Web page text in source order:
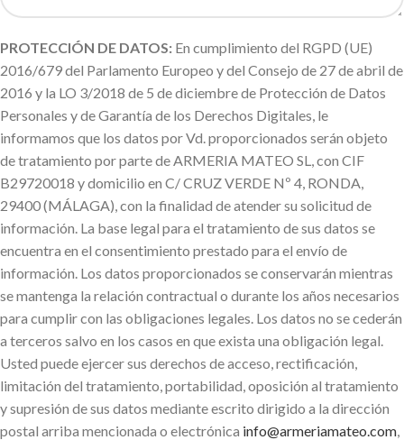
PROTECCIÓN DE DATOS: En cumplimiento del RGPD (UE)
2016/679 del Parlamento Europeo y del Consejo de 27 de abril de
2016 y la LO 3/2018 de 5 de diciembre de Protección de Datos
Personales y de Garantía de los Derechos Digitales, le
informamos que los datos por Vd. proporcionados serán objeto
de tratamiento por parte de ARMERIA MATEO SL, con CIF
B29720018 y domicilio en C/ CRUZ VERDE Nº 4, RONDA,
29400 (MÁLAGA), con la finalidad de atender su solicitud de
información. La base legal para el tratamiento de sus datos se
encuentra en el consentimiento prestado para el envío de
información. Los datos proporcionados se conservarán mientras
se mantenga la relación contractual o durante los años necesarios
para cumplir con las obligaciones legales. Los datos no se cederán
a terceros salvo en los casos en que exista una obligación legal.
Usted puede ejercer sus derechos de acceso, rectificación,
limitación del tratamiento, portabilidad, oposición al tratamiento
y supresión de sus datos mediante escrito dirigido a la dirección
postal arriba mencionada o electrónica info@armeriamateo.com